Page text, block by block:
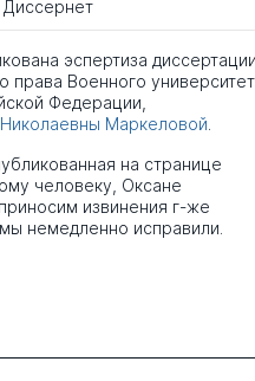
эспертиза
права Военного
Федерации,
Маркеловой
на странице
человеку, Оксане
извинения г-же
немедленно исправили.